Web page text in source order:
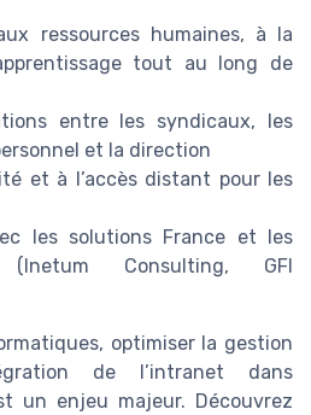
ressources humaines, à la
tout au long de
entre les syndicaux, les
et la direction
et à l’accès distant pour les
les solutions France et les
Consulting, GFI
optimiser la gestion
de l’intranet dans
un enjeu majeur. Découvrez